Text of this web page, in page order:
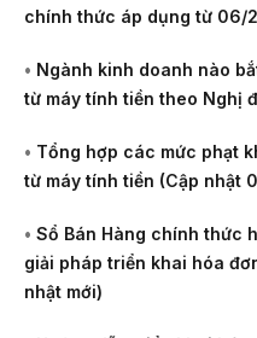
chính thức áp dụng từ 06/
• Ngành kinh doanh nào
từ máy tính tiền theo Nghị
• Tổng hợp các mức phạt
từ máy tính tiền (Cập nhật
• Sổ Bán Hàng chính thức
giải pháp triển khai hóa
nhật mới)